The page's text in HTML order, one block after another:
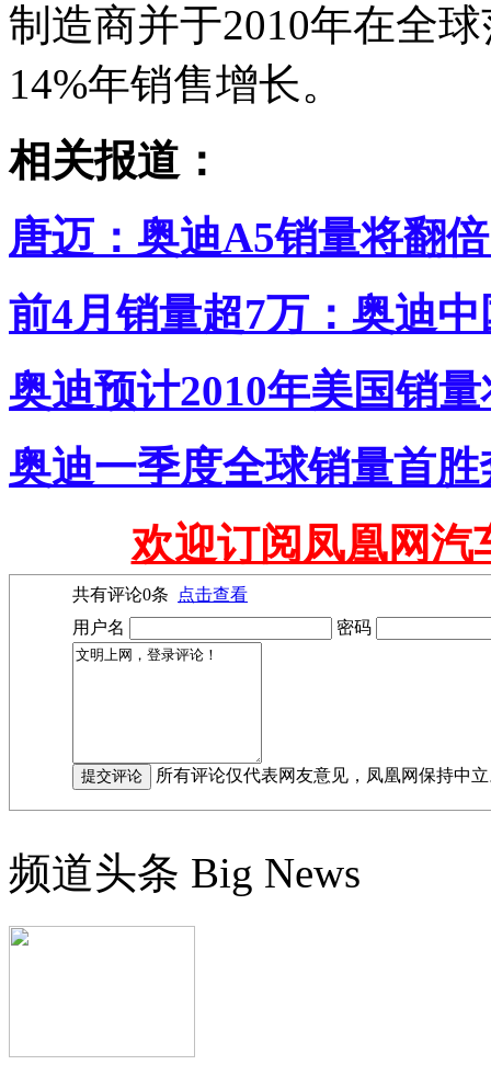
制造商并于2010年在全
14%年销售增长。
相关报道：
唐迈：奥迪A5销量将翻
前4月销量超7万：奥迪
奥迪预计2010年美国销
奥迪一季度全球销量首胜
欢迎订阅凤凰网汽
共有评论0条
点击查看
用户名
密码
所有评论仅代表网友意见，凤凰网保持中
频道头条 Big News